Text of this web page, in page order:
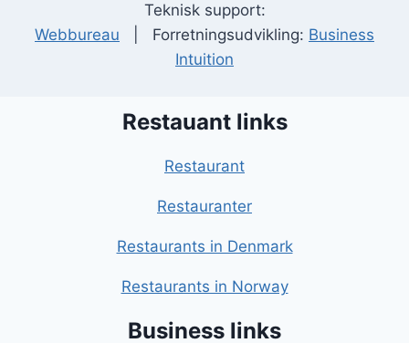
Teknisk support:
Webbureau | Forretningsudvikling: Business
Intuition
Restauant links
Restaurant
Restauranter
Restaurants in Denmark
Restaurants in Norway
Business links